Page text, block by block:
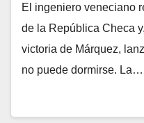
El ingeniero veneciano
de la República Checa
victoria de Márquez,
no puede dormirse. La…